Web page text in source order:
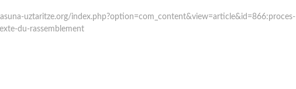
uztaritze.org/index.php?option=com_content&view=article&id=866:proces-
du-rassemblement